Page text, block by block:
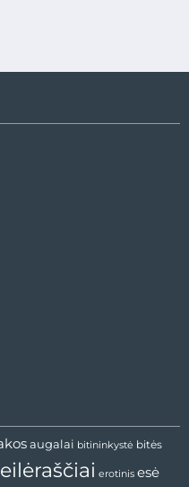
augalai bitininkystė bitės
eilėraščiai erotinis esė